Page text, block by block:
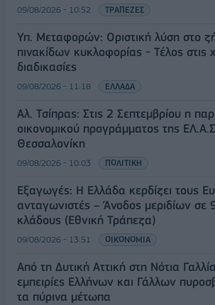
09/08/2026 - 10:52 ΤΡΑΠΕΖΕΣ
Υπ. Μεταφορών: Οριστική λύση στο
πινακίδων κυκλοφορίας - Τέλος στις
διαδικασίες
09/08/2026 - 11:18 ΕΛΛΑΔΑ
Αλ. Τσίπρας: Στις 2 Σεπτεμβρίου η
οικονομικού προγράμματος της
Θεσσαλονίκη
09/08/2026 - 10:03 ΠΟΛΙΤΙΚΗ
Εξαγωγές: Η Ελλάδα κερδίζει τους
ανταγωνιστές – Άνοδος μεριδίων σε
κλάδους (Εθνική Τράπεζα)
09/08/2026 - 13:51 ΟΙΚΟΝΟΜΙΑ
Από τη Δυτική Αττική στη Νότια
εμπειρίες Ελλήνων και Γάλλων
τα πύρινα μέτωπα